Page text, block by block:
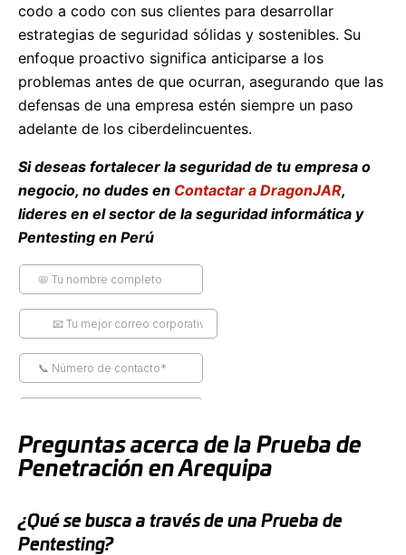
codo a codo con sus clientes para desarrollar
estrategias de seguridad sólidas y sostenibles. Su
enfoque proactivo significa anticiparse a los
problemas antes de que ocurran, asegurando que las
defensas de una empresa estén siempre un paso
adelante de los ciberdelincuentes.
Si deseas fortalecer la seguridad de tu empresa o
negocio, no dudes en Contactar a DragonJAR,
lideres en el sector de la seguridad informática y
Pentesting en Perú
Preguntas acerca de la Prueba de
Penetración en Arequipa
¿Qué se busca a través de una Prueba de
Pentesting?